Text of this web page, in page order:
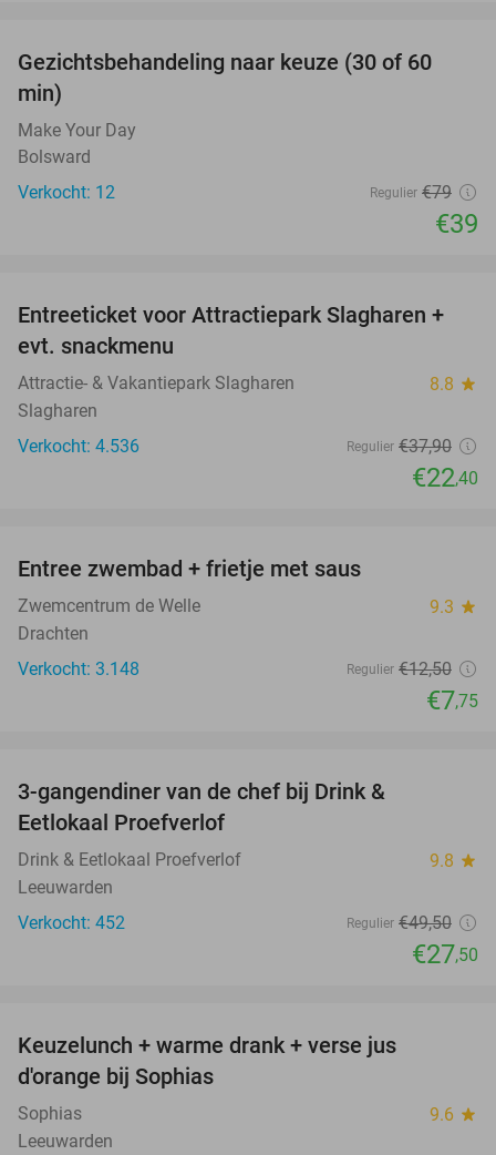
51%
Gezichtsbehandeling naar keuze (30 of 60
min)
Make Your Day
Bolsward
Verkocht: 12
Regulier €79
€39
41%
Entreeticket voor Attractiepark Slagharen +
evt. snackmenu
Attractie- & Vakantiepark Slagharen 8.8 star
Slagharen
Verkocht: 4.536
Regulier €37,90
€22,40
Entree zwembad + frietje met saus
Zwemcentrum de Welle 9.3 star
Drachten
Verkocht: 3.148
Regulier €12,50
€7,75
3-gangendiner van de chef bij Drink &
Eetlokaal Proefverlof
Drink & Eetlokaal Proefverlof 9.8 star
Leeuwarden
Verkocht: 452
Regulier €49,50
€27,50
Keuzelunch + warme drank + verse jus
d'orange bij Sophias
Sophias 9.6 star
Leeuwarden